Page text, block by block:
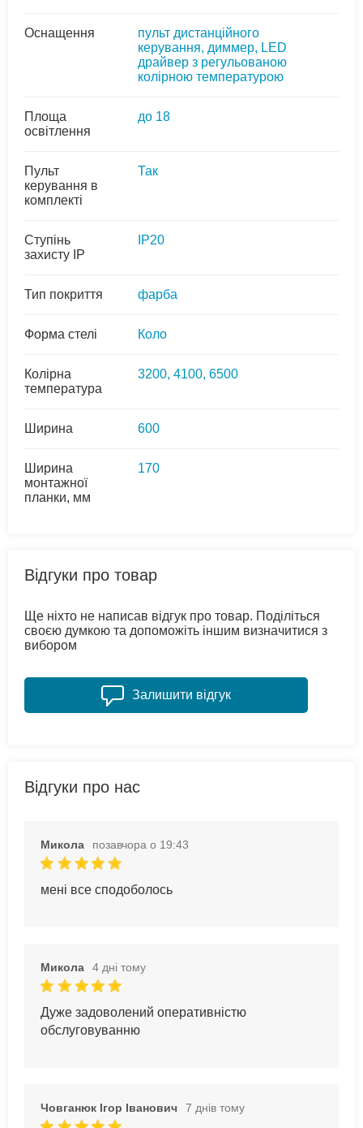
Оснащення
пульт дистанційного
керування, диммер, LED
драйвер з регульованою
колірною температурою
Площа
освітлення
до 18
Пульт
керування в
комплекті
Так
Ступінь
захисту IP
IP20
Тип покриття фарба
Форма стелі Коло
Колірна
температура
3200, 4100, 6500
Ширина 600
Ширина
монтажної
планки, мм
170
Відгуки про товар
Ще ніхто не написав відгук про товар. Поділіться
своєю думкою та допоможіть іншим визначитися з
вибором
Залишити відгук
Відгуки про нас
Микола позавчора о 19:43
мені все сподоболось
Микола 4 дні тому
Дуже задоволений оперативністю
обслуговуванню
Човганюк Ігор Іванович 7 днів тому